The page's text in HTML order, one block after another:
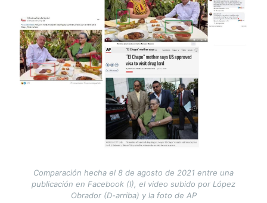
Comparación hecha el 8 de agosto de 2021 entre una
publicación en Facebook (I), el video subido por López
Obrador (D-arriba) y la foto de AP